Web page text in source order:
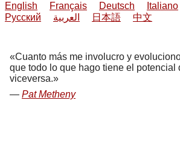
English Français Deutsch Italiano
Русский
العربية 日本語 中文
Cuanto más me involucro y
que todo lo que hago tiene el potencial
viceversa.
Pat Metheny